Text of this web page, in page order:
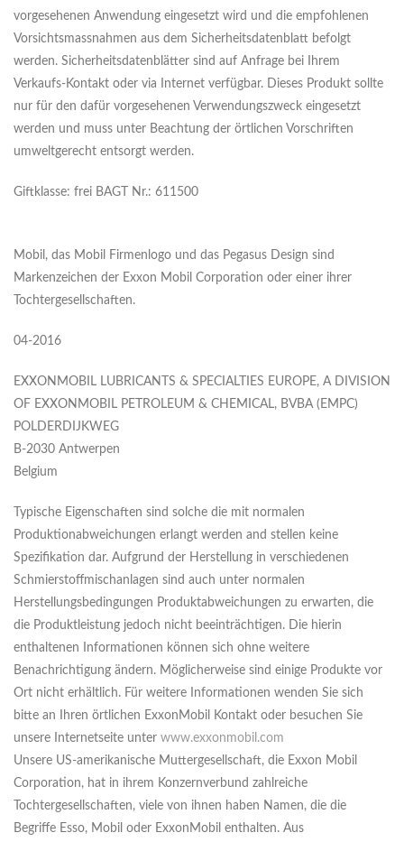
vorgesehenen Anwendung eingesetzt wird und die empfohlenen
Vorsichtsmassnahmen aus dem Sicherheitsdatenblatt befolgt
werden. Sicherheitsdatenblätter sind auf Anfrage bei Ihrem
Verkaufs-Kontakt oder via Internet verfügbar. Dieses Produkt sollte
nur für den dafür vorgesehenen Verwendungszweck eingesetzt
werden und muss unter Beachtung der örtlichen Vorschriften
umweltgerecht entsorgt werden.
Giftklasse: frei BAGT Nr.: 611500
Mobil, das Mobil Firmenlogo und das Pegasus Design sind
Markenzeichen der Exxon Mobil Corporation oder einer ihrer
Tochtergesellschaften.
04-2016
EXXONMOBIL LUBRICANTS & SPECIALTIES EUROPE, A DIVISION
OF EXXONMOBIL PETROLEUM & CHEMICAL, BVBA (EMPC)
POLDERDIJKWEG
B-2030 Antwerpen
Belgium
Typische Eigenschaften sind solche die mit normalen
Produktionabweichungen erlangt werden and stellen keine
Spezifikation dar. Aufgrund der Herstellung in verschiedenen
Schmierstoffmischanlagen sind auch unter normalen
Herstellungsbedingungen Produktabweichungen zu erwarten, die
die Produktleistung jedoch nicht beeinträchtigen. Die hierin
enthaltenen Informationen können sich ohne weitere
Benachrichtigung ändern. Möglicherweise sind einige Produkte vor
Ort nicht erhältlich. Für weitere Informationen wenden Sie sich
bitte an Ihren örtlichen ExxonMobil Kontakt oder besuchen Sie
unsere Internetseite unter www.exxonmobil.com
Unsere US-amerikanische Muttergesellschaft, die Exxon Mobil
Corporation, hat in ihrem Konzernverbund zahlreiche
Tochtergesellschaften, viele von ihnen haben Namen, die die
Begriffe Esso, Mobil oder ExxonMobil enthalten. Aus